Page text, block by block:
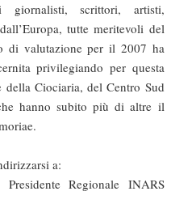
giornalisti, scrittori, artisti,
tutte meritevoli del
di valutazione per il 2007 ha
privilegiando per questa
Ciociaria, del Centro Sud
hanno subito più di altre il
a:
Regionale INARS